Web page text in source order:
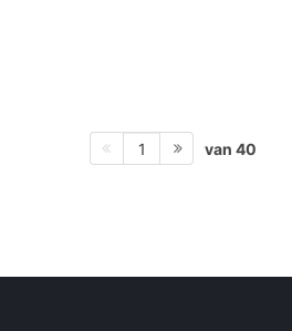
1 van 40